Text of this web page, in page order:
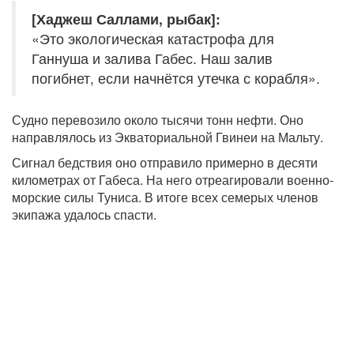
[Хаджеш Саллами, рыбак]:
«Это экологическая катастрофа для
Ганнуша и залива Габес. Наш залив
погибнет, если начнётся утечка с корабля».
Судно перевозило около тысячи тонн нефти. Оно
направлялось из Экваториальной Гвинеи на Мальту.
Сигнал бедствия оно отправило примерно в десяти
километрах от Габеса. На него отреагировали военно-
морские силы Туниса. В итоге всех семерых членов
экипажа удалось спасти.